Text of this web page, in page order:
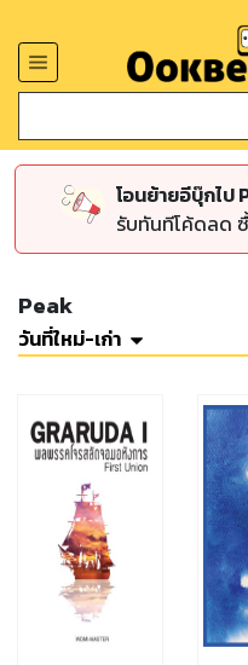
โอนย้ายอีบุ๊กไป
รับทันทีโค้ดลด
Peak
วันที่ใหม่-เก่า